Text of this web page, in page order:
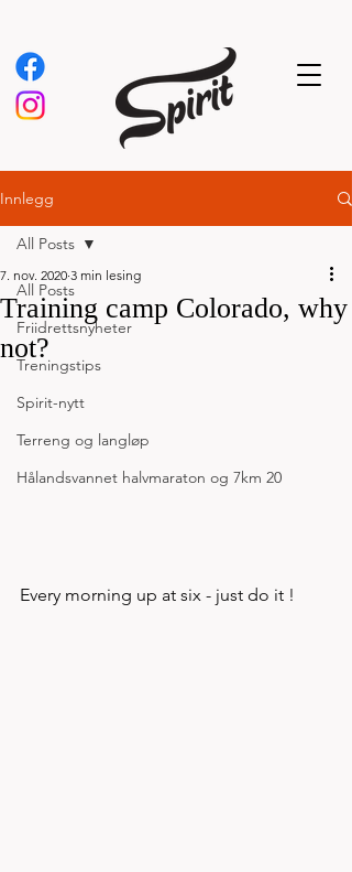
Innlegg
All Posts
Friidrettsnyheter
Treningstips
Spirit-nytt
Terreng og langløp
Hålandsvannet halvmaraton og 7km 20
All Posts
Training camp Colorado, why
not?
7. nov. 2020 3 min lesing
Every morning up at six - just do it !